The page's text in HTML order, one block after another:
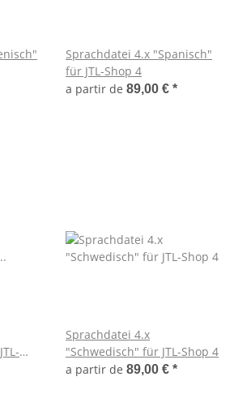
Sprachdatei 4.x "Spanisch"
für JTL-Shop 4
a partir de 89,00 € *
Sprachdatei 4.x
"Schwedisch" für JTL-Shop 4
a partir de 89,00 € *